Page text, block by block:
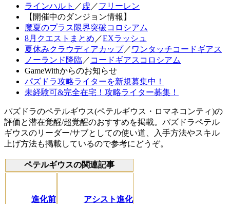
ラインハルト ／ 虚 ／フリーレン
【開催中のダンジョン情報】
魔夏のプラス限界突破コロシアム
8月クエストまとめ ／EXラッシュ
夏休みクラウディアカップ／ ワンタッチコードギアス
ノーランド降臨／ コードギアスコロシアム
GameWithからのお知らせ
パズドラ攻略ライターを新規募集中！
未経験可&完全在宅！攻略ライター募集！
パズドラのペテルギウス(ペテルギウス・ロマネコンティ)の
評価と潜在覚醒/超覚醒のおすすめを掲載。パズドラペテル
ギウスのリーダー/サブとしての使い道、入手方法やスキル
上げ方法も掲載しているので参考にどうぞ。
ペテルギウスの関連記事
進化前
アシスト進化